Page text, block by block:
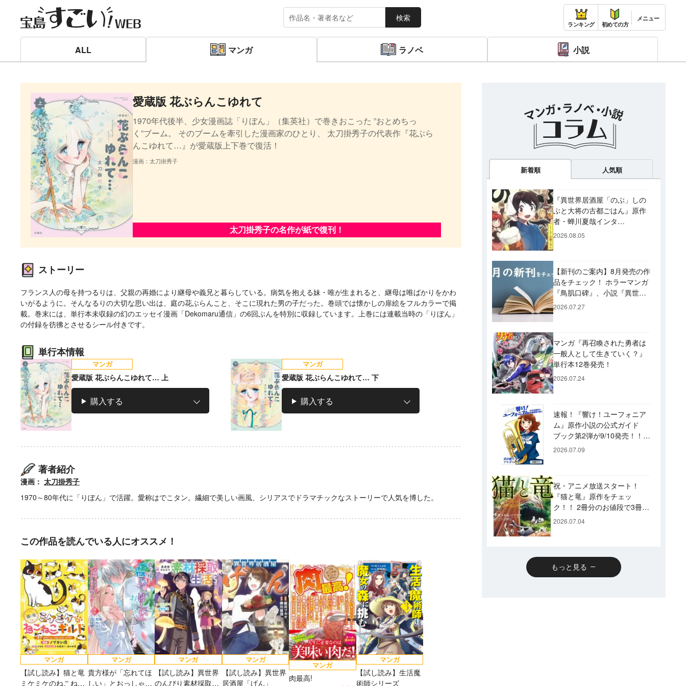
検索
ランキング 初めての方
2026年秋、TVアニ
メ『魔法少女育成計
画restart』放送決
愛蔵版 花ぶらん
太刀掛秀子の名作が
紙で復刊！
【試し読み】異世 ヒミコの暗号
ラノベ
女神「異世界転生
ALL マンガ ラノベ 小説
愛蔵版 花ぶらんこゆれて
1970年代後半、少女漫画誌「りぼん」（集英社）で巻きおこった ”おとめちっ
く”ブーム。 そのブームを牽引した漫画家のひとり、 太刀掛秀子の代表作『花ぶら
んこゆれて…』が愛蔵版上下巻で復活！
漫画：太刀掛秀子
太刀掛秀子の名作が紙で復刊！
ストーリー
フランス人の母を持つるりは、父親の再婚により継母や義兄と暮らしている。病気を抱える妹・唯が生まれると、継母は唯ばかりをかわ
いがるように。そんなるりの大切な思い出は、庭の花ぶらんこと、そこに現れた男の子だった。巻頭では懐かしの扉絵をフルカラーで掲
載。巻末には、単行本未収録の幻のエッセイ漫画「Dekomaru通信」の6回ぶんを特別に収録しています。上巻には連載当時の「りぼん」
の付録を彷彿とさせるシール付きです。
単行本情報
マンガ
愛蔵版 花ぶらんこゆれて… 上
購入する
マンガ
愛蔵版 花ぶらんこゆれて… 下
購入する
著者紹介
漫画： 太刀掛秀子
1970～80年代に「りぼん」で活躍。愛称はでこタン。繊細で美しい画風、シリアスでドラマチックなストーリーで人気を博した。
この作品を読んでいる人にオススメ！
マンガ
【試し読み】猫と竜
ミケミケのねこねこ
マンガ
貴方様が「忘れてほ
しい」とおっしゃい
マンガ
【試し読み】異世界
のんびり素材採取生
マンガ
【試し読み】異世界
居酒屋「げん」
マンガ
肉最高!
マンガ
【試し読み】生活魔
術師シリーズ
新着順 人気順
『異世界居酒屋「のぶ」しの
ぶと大将の古都ごはん』原作
者・蝉川夏哉インタ
ビュー！ 今後「のぶ」に登
2026.08.05
【新刊のご案内】8月発売の作
品をチェック！ ホラーマンガ
『鳥肌口碑』、小説『異世界
居酒屋「げん」』、文庫『カ
2026.07.27
マンガ『再召喚された勇者は
一般人として生きていく？』
単行本12巻発売！
2026.07.24
速報！『響け！ユーフォニア
ム』原作小説の公式ガイド
ブック第2弾が9/10発売！！
久美子たちが引退した後の書
2026.07.09
祝・アニメ放送スタート！
『猫と竜』原作をチェッ
ク！！ 2冊分のお値段で3冊読
めるスペシャルプライスパッ
2026.07.04
もっと見る